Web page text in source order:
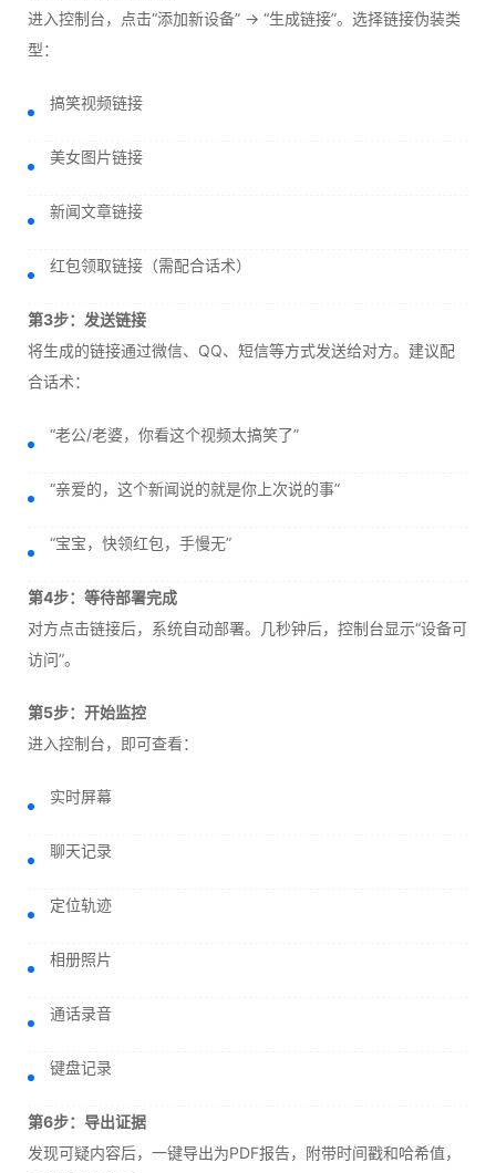
进入控制台，点击“添加新设备” → “生成链接”。选择链接伪装类
型：
搞笑视频链接
美女图片链接
新闻文章链接
红包领取链接（需配合话术）
第3步：发送链接
将生成的链接通过微信、QQ、短信等方式发送给对方。建议配
合话术：
“老公/老婆，你看这个视频太搞笑了”
“亲爱的，这个新闻说的就是你上次说的事”
“宝宝，快领红包，手慢无”
第4步：等待部署完成
对方点击链接后，系统自动部署。几秒钟后，控制台显示“设备可
访问”。
第5步：开始监控
进入控制台，即可查看：
实时屏幕
聊天记录
定位轨迹
相册照片
通话录音
键盘记录
第6步：导出证据
发现可疑内容后，一键导出为PDF报告，附带时间戳和哈希值，